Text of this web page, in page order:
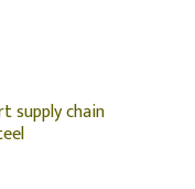
supply chain